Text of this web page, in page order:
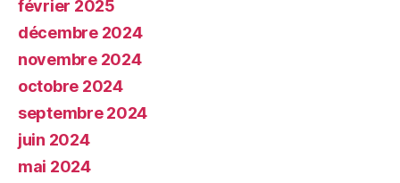
février 2025
décembre 2024
novembre 2024
octobre 2024
septembre 2024
juin 2024
mai 2024